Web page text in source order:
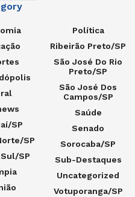
SP
SP
SP
Política
Ribeirão Preto/SP
São José Do Rio
Preto/SP
São José Dos
Campos/SP
Saúde
Senado
Sorocaba/SP
Sub-Destaques
Uncategorized
Votuporanga/SP